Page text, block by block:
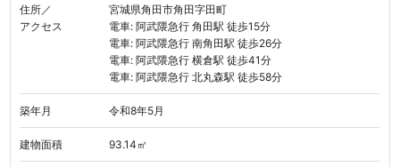
住所／
アクセス
宮城県角田市角田字田町
電車: 阿武隈急行 角田駅 徒歩15分
電車: 阿武隈急行 南角田駅 徒歩26分
電車: 阿武隈急行 横倉駅 徒歩41分
電車: 阿武隈急行 北丸森駅 徒歩58分
築年月 令和8年5月
建物面積 93.14㎡